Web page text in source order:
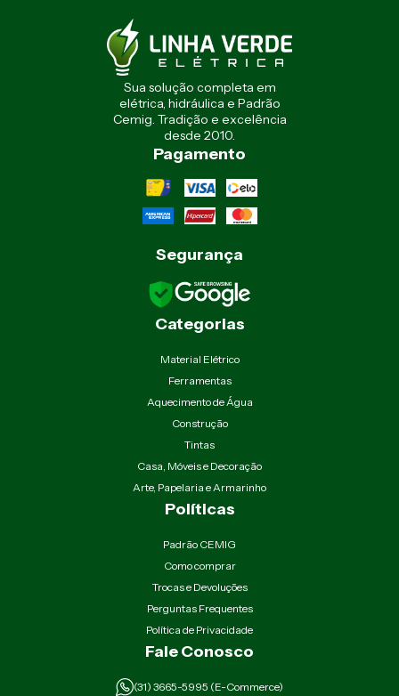
Sua solução completa em
elétrica, hidráulica e Padrão
Cemig. Tradição e excelência
desde 2010.
Pagamento
Segurança
Categorias
Material Elétrico
Ferramentas
Aquecimento de Água
Construção
Tintas
Casa, Móveis e Decoração
Arte, Papelaria e Armarinho
Políticas
Padrão CEMIG
Como comprar
Trocas e Devoluções
Perguntas Frequentes
Política de Privacidade
Fale Conosco
(31) 3665-5995 (E-Commerce)